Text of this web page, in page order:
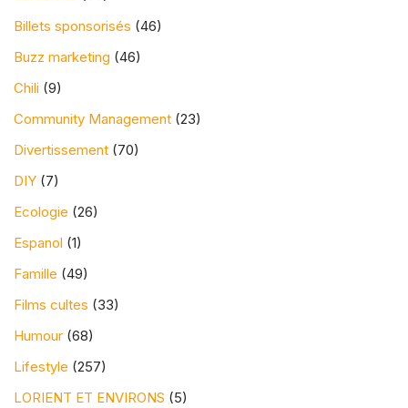
Voici 6 façons de recevoir des
Ce que fait PayPal, c’est servir de
vendeur, de sorte que le vendeur ne
reçoive qu’une notification par e-mail du
Billets sponsorisés (46)
Buzz marketing (46)
Chili (9)
Community Management (23)
Divertissement (70)
DIY (7)
Ecologie (26)
Espanol (1)
Famille (49)
Films cultes (33)
Humour (68)
Lifestyle (257)
LORIENT ET ENVIRONS (5)